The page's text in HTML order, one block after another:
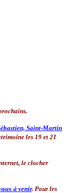
Saint-Martin
les 19 et 21
le clocher
à venir. Pour les